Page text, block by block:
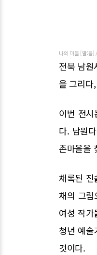
나의 마을 [말:들]
전북 남
을 그리다
이번 전
다. 남원
촌마을을
채록된 진
채의 그
여성 작
청년 예
것이다.